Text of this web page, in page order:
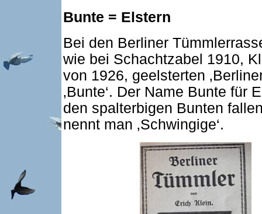
Bunte = Elstern
Bei den Berliner
wie bei Schachtzabel 1910,
von 1926, geelsterten
‚Bunte‘. Der Name Bunte für
den spalterbigen Bunten
nennt man ‚Schwingige‘.